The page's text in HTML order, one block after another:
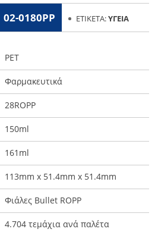
PET
Φαρμακευτικά
28ROPP
150ml
161ml
113mm x 51.4mm x 51.4mm
Φιάλες Bullet ROPP
4.704 τεμάχια ανά παλέτα
02-0180PP ΕΤΙΚΈΤΑ:ΥΓΕΊΑ